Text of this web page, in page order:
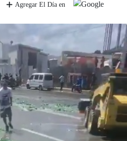
Agregar El Día en